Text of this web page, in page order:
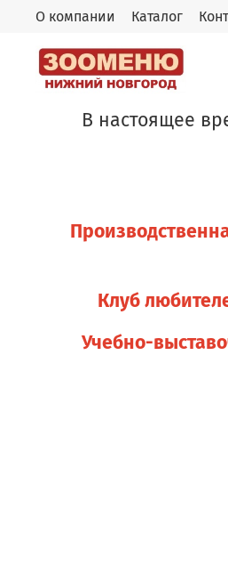
О компании Каталог
В настоящее
Клуб
Учебно-